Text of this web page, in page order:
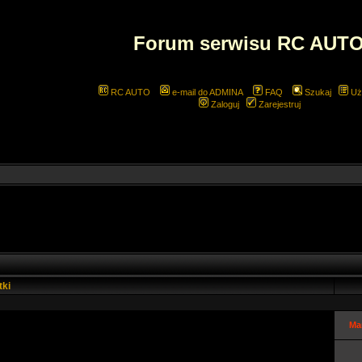
Forum serwisu RC
RC AUTO e-mail do ADMINA FAQ Szukaj
Zaloguj
Zarejestruj